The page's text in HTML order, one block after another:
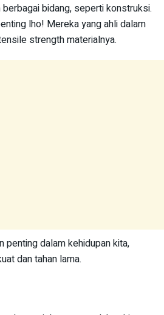
bidang, seperti konstruksi.
lho! Mereka yang ahli dalam
strength materialnya.
penting dalam kehidupan kita,
dan tahan lama.